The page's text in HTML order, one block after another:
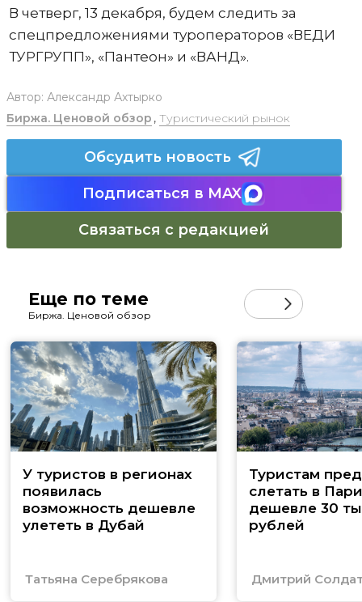
В четверг, 13 декабря, будем следить за
спецпредложениями туроператоров «ВЕДИ
ТУРГРУПП», «Пантеон» и «ВАНД».
Автор: Александр Ахтырко
Биржа. Ценовой обзор , Туристический рынок
Обсудить новость
Подписаться в MAX
Связаться с редакцией
Еще по теме
Биржа. Ценовой обзор
У туристов в регионах
появилась
возможность дешевле
улететь в Дубай
Татьяна Серебрякова
Туристам
слетать в
дешевле 30
рублей
Дмитрий